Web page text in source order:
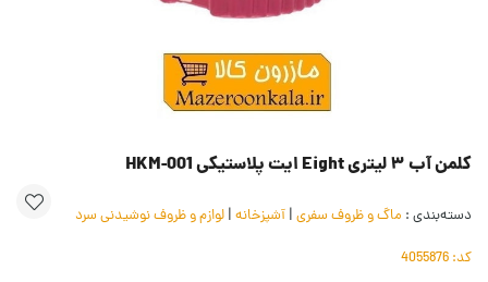
کلمن آب ۳ لیتری Eight ایت پلاستیکی HKM-001
دسته‌بندی : ماگ و ظروف سفری | آشپزخانه | لوازم و ظروف نوشیدنی سرد
کد: